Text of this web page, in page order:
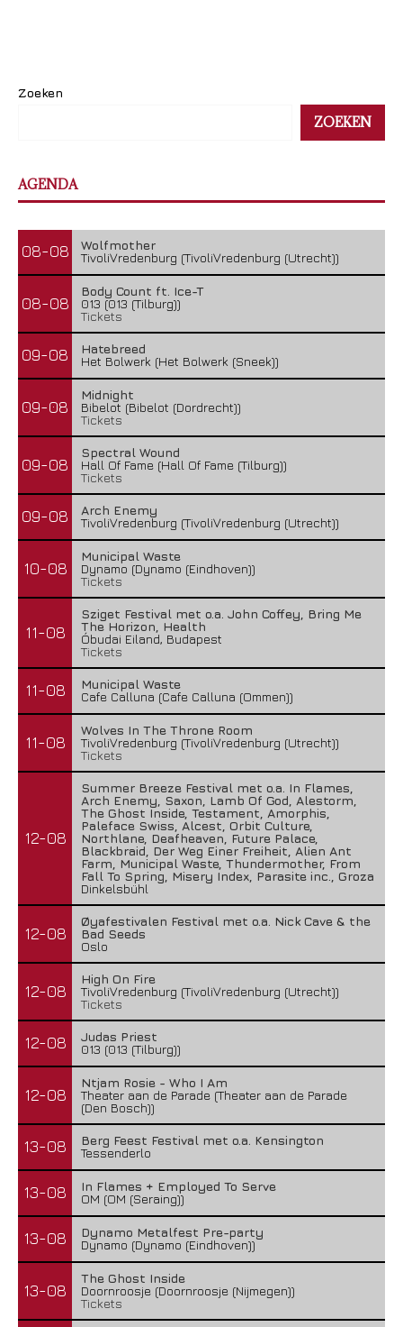
Zoeken
ZOEKEN
AGENDA
08-08
Wolfmother
TivoliVredenburg (TivoliVredenburg (Utrecht))
08-08
Body Count ft. Ice-T
013 (013 (Tilburg))
Tickets
09-08
Hatebreed
Het Bolwerk (Het Bolwerk (Sneek))
09-08
Midnight
Bibelot (Bibelot (Dordrecht))
Tickets
09-08
Spectral Wound
Hall Of Fame (Hall Of Fame (Tilburg))
Tickets
09-08
Arch Enemy
TivoliVredenburg (TivoliVredenburg (Utrecht))
10-08
Municipal Waste
Dynamo (Dynamo (Eindhoven))
Tickets
11-08
Sziget Festival met o.a. John Coffey, Bring Me
The Horizon, Health
Óbudai Eiland, Budapest
Tickets
11-08
Municipal Waste
Cafe Calluna (Cafe Calluna (Ommen))
11-08
Wolves In The Throne Room
TivoliVredenburg (TivoliVredenburg (Utrecht))
Tickets
12-08
Summer Breeze Festival met o.a. In Flames,
Arch Enemy, Saxon, Lamb Of God, Alestorm,
The Ghost Inside, Testament, Amorphis,
Paleface Swiss, Alcest, Orbit Culture,
Northlane, Deafheaven, Future Palace,
Blackbraid, Der Weg Einer Freiheit, Alien Ant
Farm, Municipal Waste, Thundermother, From
Fall To Spring, Misery Index, Parasite inc., Groza
Dinkelsbühl
12-08
Øyafestivalen Festival met o.a. Nick Cave & the
Bad Seeds
Oslo
12-08
High On Fire
TivoliVredenburg (TivoliVredenburg (Utrecht))
Tickets
12-08
Judas Priest
013 (013 (Tilburg))
12-08
Ntjam Rosie - Who I Am
Theater aan de Parade (Theater aan de Parade
(Den Bosch))
13-08
Berg Feest Festival met o.a. Kensington
Tessenderlo
13-08
In Flames + Employed To Serve
OM (OM (Seraing))
13-08
Dynamo Metalfest Pre-party
Dynamo (Dynamo (Eindhoven))
13-08
The Ghost Inside
Doornroosje (Doornroosje (Nijmegen))
Tickets